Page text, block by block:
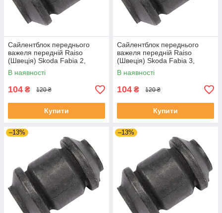
Сайлентблок переднього
важеля передній Raiso
(Швеція) Skoda Fabia 2,
Шкода Фабія 2 06-14 #RL-
1J0182V UADIKZU4
В наявності
104 ₴ 120 ₴
Купити
Сайлентблок переднього
важеля передній Raiso
(Швеція) Skoda Fabia 3,
Шкода Фабія 3 14-21 #RL-
1J0182V UATXDAZ4
В наявності
104 ₴ 120 ₴
Купити
–13% –13%